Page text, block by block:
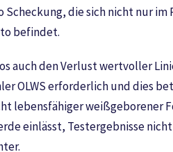
die sich nicht nur
befindet.
auch den Verlust wertvoller
erforderlich und dies
lebensfähiger weißgeborener
einlässt, Testergebnisse